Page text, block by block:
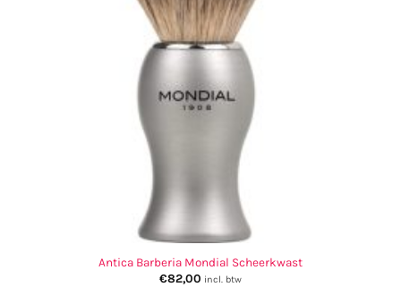
Antica Barberia Mondial Scheerkwast
€82,00 incl. btw